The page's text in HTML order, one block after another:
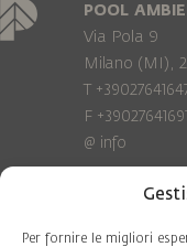
Per fornire le migliori
POOL
Via Pola 9
Milano (MI),
T
F
@ info
Privacy
Cookie